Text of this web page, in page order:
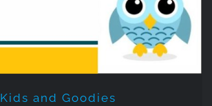
Kids and Goodies